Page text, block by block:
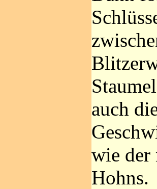
auch
wie der
Hohns.